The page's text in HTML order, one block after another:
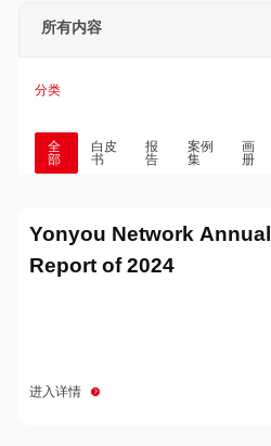
所有内容
分类
全
部
白皮
书
报
告
案例
集
画
册
Yonyou Network Annual
Report of 2024
进入详情